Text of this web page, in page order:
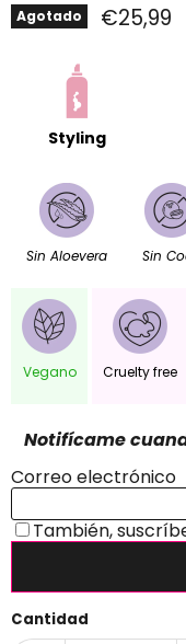
Agotado Precio
€25,99
Styling
Sin Aloevera Sin
Vegano Cruelty free
Cantidad